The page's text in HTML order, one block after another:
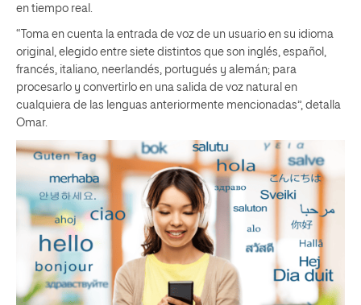
en tiempo real.
“Toma en cuenta la entrada de voz de un usuario en su idioma
original, elegido entre siete distintos que son inglés, español,
francés, italiano, neerlandés, portugués y alemán; para
procesarlo y convertirlo en una salida de voz natural en
cualquiera de las lenguas anteriormente mencionadas”, detalla
Omar.